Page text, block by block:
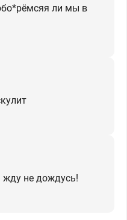
ли мы в
жду не дождусь!